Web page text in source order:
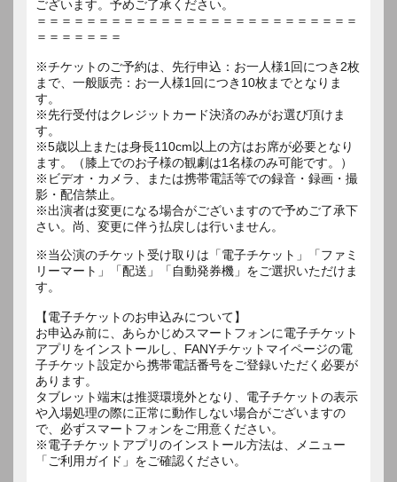
ございます。予めご了承ください。
＝＝＝＝＝＝＝＝＝＝＝＝＝＝＝＝＝＝＝＝＝＝＝＝＝＝
＝＝＝＝＝＝＝
※チケットのご予約は、先行申込：お一人様1回につき2枚
まで、一般販売：お一人様1回につき10枚までとなりま
す。
※先行受付はクレジットカード決済のみがお選び頂けま
す。
※5歳以上または身長110cm以上の方はお席が必要となり
ます。（膝上でのお子様の観劇は1名様のみ可能です。）
※ビデオ・カメラ、または携帯電話等での録音・録画・撮
影・配信禁止。
※出演者は変更になる場合がございますので予めご了承下
さい。尚、変更に伴う払戻しは行いません。
※当公演のチケット受け取りは「電子チケット」「ファミ
リーマート」「配送」「自動発券機」をご選択いただけま
す。
【電子チケットのお申込みについて】
お申込み前に、あらかじめスマートフォンに電子チケット
アプリをインストールし、FANYチケットマイページの電
子チケット設定から携帯電話番号をご登録いただく必要が
あります。
タブレット端末は推奨環境外となり、電子チケットの表示
や入場処理の際に正常に動作しない場合がございますの
で、必ずスマートフォンをご用意ください。
※電子チケットアプリのインストール方法は、メニュー
「ご利用ガイド」をご確認ください。